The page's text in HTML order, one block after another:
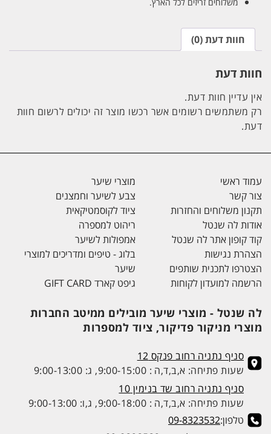
חוות דעת (0)
חוות דעת
אין עדיין חוות דעת.
רק משתמשים רשומים אשר רכשו מוצר זה יכולים לרשום חוות
דעת.
עמוד ראשי
צור קשר
תקנון משלוחים והחזרות
אודות לה שנטל
קוד קופון אתר לה שנטל
הצהרת נגישות
הצטרפו לתכנית שותפים
הרשמה למועדון לקוחות
מוצרי שיער
צבע לשיער וחמצנים
ציוד לקוסמטיקאית
ריהוט למספרה
אמפולות לשיער
בלוג - טיפים ומדריכים למוצרי
שיער
גיפט קארד GIFT CARD
לה שנטל - מוצרי שיער מובילים ממיטב החברות
מוצרי מניקור פדיקור, ציוד למספרות
סניף נתניה רחוב פנקס 12
שעות פתיחה: א,ב,ד,ה : 9:00-15:00, ג: 9:00-13:00
סניף נתניה רחוב שד בנימין 10
שעות פתיחה: א,ב,ד,ה : 9:00-18:00, ג,ו: 9:00-13:00
טלפון:09-8323532